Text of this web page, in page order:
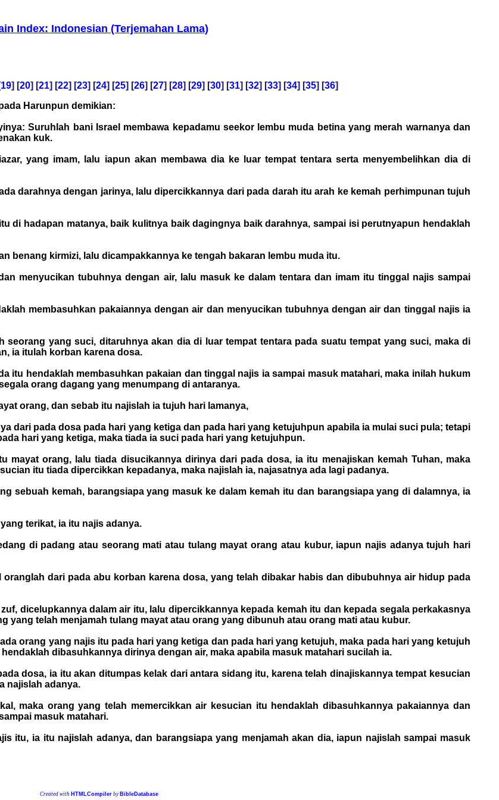
Index: Indonesian (Terjemahan Lama)
19] [20] [21] [22] [23] [24] [25] [26] [27] [28] [29] [30] [31] [32] [33] [34] [35] [36]
Harunpun demikian:
Suruhlah bani Israel membawa kepadamu seekor lembu muda betina yang merah warnanya dan
kuk.
yang imam, lalu iapun akan membawa dia ke luar tempat tentara serta menyembelihkan dia di
darahnya dengan jarinya, lalu dipercikkannya dari pada darah itu arah ke kemah perhimpunan tujuh
di hadapan matanya, baik kulitnya baik dagingnya baik darahnya, sampai isi perutnyapun hendaklah
benang kirmizi, lalu dicampakkannya ke tengah bakaran lembu muda itu.
menyucikan tubuhnya dengan air, lalu masuk ke dalam tentara dan imam itu tinggal najis sampai
membasuhkan pakaiannya dengan air dan menyucikan tubuhnya dengan air dan tinggal najis ia
seorang yang suci, ditaruhnya akan dia di luar tempat tentara pada suatu tempat yang suci, maka di
ia itulah korban karena dosa.
itu hendaklah membasuhkan pakaian dan tinggal najis ia sampai masuk matahari, maka inilah hukum
orang dagang yang menumpang di antaranya.
orang, dan sebab itu najislah ia tujuh hari lamanya,
dari pada dosa pada hari yang ketiga dan pada hari yang ketujuhpun apabila ia mulai suci pula; tetapi
hari yang ketiga, maka tiada ia suci pada hari yang ketujuhpun.
mayat orang, lalu tiada disucikannya dirinya dari pada dosa, ia itu menajiskan kemah Tuhan, maka
itu tiada dipercikkan kepadanya, maka najislah ia, najasatnya ada lagi padanya.
sebuah kemah, barangsiapa yang masuk ke dalam kemah itu dan barangsiapa yang di dalamnya, ia
terikat, ia itu najis adanya.
di padang atau seorang mati atau tulang mayat orang atau kubur, iapun najis adanya tujuh hari
dari pada abu korban karena dosa, yang telah dibakar habis dan dibubuhnya air hidup pada
dicelupkannya dalam air itu, lalu dipercikkannya kepada kemah itu dan kepada segala perkakasnya
yang telah menjamah tulang mayat atau orang yang dibunuh atau orang mati atau kubur.
orang yang najis itu pada hari yang ketiga dan pada hari yang ketujuh, maka pada hari yang ketujuh
dibasuhkannya dirinya dengan air, maka apabila masuk matahari sucilah ia.
dosa, ia itu akan ditumpas kelak dari antara sidang itu, karena telah dinajiskannya tempat kesucian
najislah adanya.
maka orang yang telah memercikkan air kesucian itu hendaklah dibasuhkannya pakaiannya dan
masuk matahari.
itu, ia itu najislah adanya, dan barangsiapa yang menjamah akan dia, iapun najislah sampai masuk
Created with HTMLCompilerby BibleDatabase